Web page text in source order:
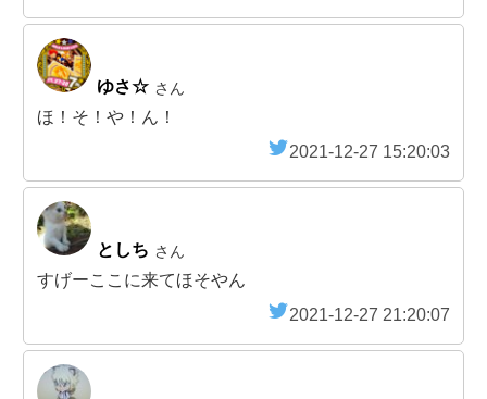
ゆさ☆ さん
ほ！そ！や！ん！
2021-12-27 15:20:03
としち さん
すげーここに来てほそやん
2021-12-27 21:20:07